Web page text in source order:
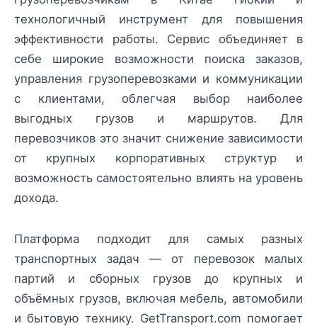
технологичный инструмент для повышения
эффективности работы. Сервис объединяет в
себе широкие возможности поиска заказов,
управления грузоперевозками и коммуникации
с клиентами, облегчая выбор наиболее
выгодных грузов и маршрутов. Для
перевозчиков это значит снижение зависимости
от крупных корпоративных структур и
возможность самостоятельно влиять на уровень
дохода.
Платформа подходит для самых разных
транспортных задач — от перевозок малых
партий и сборных грузов до крупных и
объёмных грузов, включая мебель, автомобили
и бытовую технику. GetTransport.com помогает